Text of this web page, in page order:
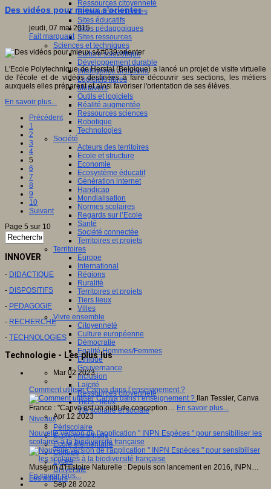
Ressources citoyenneté
Ressources sciences
Sites éducatifs
Sites pédagogiques
Sites ressources
Sciences et techniques
Culture scientifique
Développement durable
Intelligence artificielle
Logiciels libres
Métavers
Outils et logiciels
Réalité augmentée
Ressources sciences
Robotique
Technologies
Société
Acteurs des territoires
Ecole et structure
Economie
Ecosystème éducatif
Génération internet
Handicap
Mondialisation
Normes scolaires
Regards sur l’Ecole
Santé
Société connectée
Territoires et projets
Territoires
Europe
International
Régions
Ruralité
Territoires et projets
Tiers lieux
Villes
Vivre ensemble
Citoyenneté
Culture européenne
Démocratie
Egalité Hommes/Femmes
Ethique
Gouvernance
Inclusion
Laïcité
Ressources citoyenneté
Tiers - lieux
Vie scolaire et sociale
Niveaux
Périscolaire
Ecole maternelle
Ecole élémentaire
Collège
Lycée
Université
Les auteurs
Des vidéos pour mieux s'orienter
jeudi, 07 mai 2015
Fait marquant
L'Ecole Polytechnique de Herstal (Belgique) a lancé un projet de visite virtuelle
de l'école et de vidéos destinées à faire découvrir ses sections, les métiers
auxquels elles préparent et ainsi favoriser l'orientation de ses élèves.
En savoir plus...
Précédent
1
2
3
4
5
6
7
8
9
10
Suivant
Page 5 sur 10
INNOVER
- DIDACTIQUE
- DISPOSITIFS
- PEDAGOGIE
- RECHERCHE
- TECHNOLOGIES
Technologie - Les plus lus
Mar 02 2023
Comment utiliser Canva dans l’enseignement ?
Ilan Tessier, Canva
France : "Canva est un outil de conception… En savoir plus...
Apr 12 2023
Nouvelle version de l'application " INPN Espèces " pour sensibiliser les
scolaires à la biodiversité française
Muséum d'Histoire Naturelle : Depuis son lancement en 2016, INPN…
En savoir plus...
Sep 28 2022